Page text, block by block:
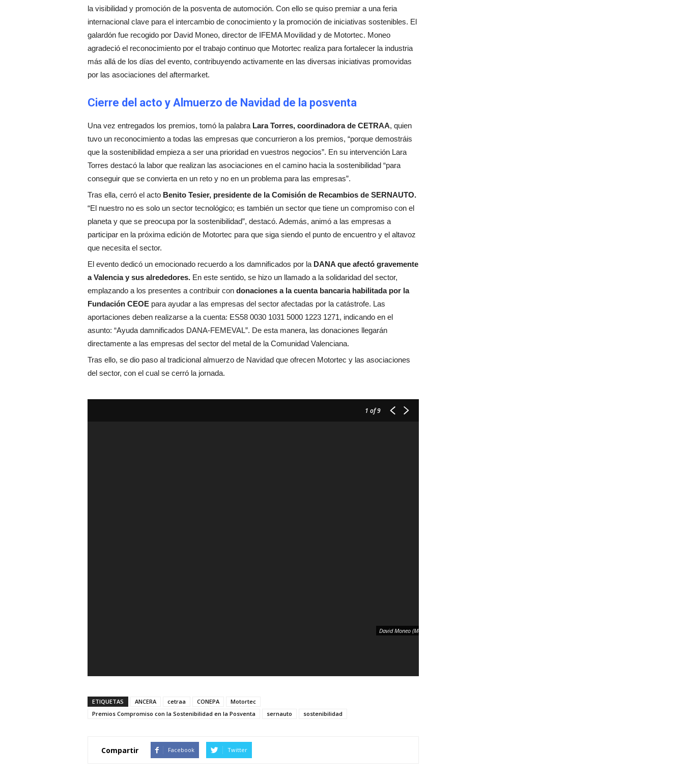
la visibilidad y promoción de la posventa de automoción. Con ello se quiso premiar a una feria
internacional clave para el intercambio de conocimiento y la promoción de iniciativas sostenibles. El
galardón fue recogido por David Moneo, director de IFEMA Movilidad y de Motortec. Moneo
agradeció el reconocimiento por el trabajo continuo que Motortec realiza para fortalecer la industria
más allá de los días del evento, contribuyendo activamente en las diversas iniciativas promovidas
por las asociaciones del aftermarket.
Cierre del acto y Almuerzo de Navidad de la posventa
Una vez entregados los premios, tomó la palabra Lara Torres, coordinadora de CETRAA, quien
tuvo un reconocimiento a todas las empresas que concurrieron a los premios, “porque demostráis
que la sostenibilidad empieza a ser una prioridad en vuestros negocios”. En su intervención Lara
Torres destacó la labor que realizan las asociaciones en el camino hacia la sostenibilidad “para
conseguir que se convierta en un reto y no en un problema para las empresas”.
Tras ella, cerró el acto Benito Tesier, presidente de la Comisión de Recambios de SERNAUTO.
“El nuestro no es solo un sector tecnológico; es también un sector que tiene un compromiso con el
planeta y que se preocupa por la sostenibilidad”, destacó. Además, animó a las empresas a
participar en la próxima edición de Motortec para que siga siendo el punto de encuentro y el altavoz
que necesita el sector.
El evento dedicó un emocionado recuerdo a los damnificados por la DANA que afectó gravemente
a Valencia y sus alrededores. En este sentido, se hizo un llamado a la solidaridad del sector,
emplazando a los presentes a contribuir con donaciones a la cuenta bancaria habilitada por la
Fundación CEOE para ayudar a las empresas del sector afectadas por la catástrofe. Las
aportaciones deben realizarse a la cuenta: ES58 0030 1031 5000 1223 1271, indicando en el
asunto: “Ayuda damnificados DANA-FEMEVAL”. De esta manera, las donaciones llegarán
directamente a las empresas del sector del metal de la Comunidad Valenciana.
Tras ello, se dio paso al tradicional almuerzo de Navidad que ofrecen Motortec y las asociaciones
del sector, con el cual se cerró la jornada.
1 of 9
David Moneo (Motortec).
ETIQUETAS ANCERA cetraa CONEPA
Motortec
Premios Compromiso con la Sostenibilidad en la Posventa
sernauto sostenibilidad
Compartir Facebook Twitter